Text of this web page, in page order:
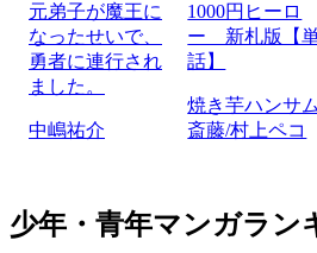
元弟子が魔王に
なったせいで、
勇者に連行され
ました。
中嶋祐介
1000円ヒーロ
ー 新札版【
話】
焼き芋ハンサム
斎藤/村上ペコ
少年・青年マンガラン